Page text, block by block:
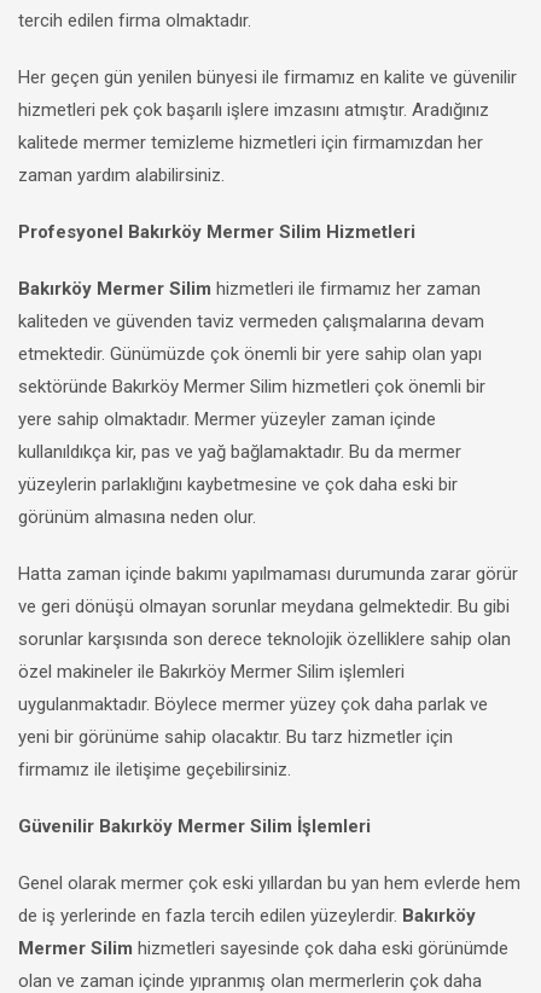
tercih edilen firma olmaktadır.
Her geçen gün yenilen bünyesi ile firmamız en kalite ve güvenilir
hizmetleri pek çok başarılı işlere imzasını atmıştır. Aradığınız
kalitede mermer temizleme hizmetleri için firmamızdan her
zaman yardım alabilirsiniz.
Profesyonel Bakırköy Mermer Silim Hizmetleri
Bakırköy Mermer Silim hizmetleri ile firmamız her zaman
kaliteden ve güvenden taviz vermeden çalışmalarına devam
etmektedir. Günümüzde çok önemli bir yere sahip olan yapı
sektöründe Bakırköy Mermer Silim hizmetleri çok önemli bir
yere sahip olmaktadır. Mermer yüzeyler zaman içinde
kullanıldıkça kir, pas ve yağ bağlamaktadır. Bu da mermer
yüzeylerin parlaklığını kaybetmesine ve çok daha eski bir
görünüm almasına neden olur.
Hatta zaman içinde bakımı yapılmaması durumunda zarar görür
ve geri dönüşü olmayan sorunlar meydana gelmektedir. Bu gibi
sorunlar karşısında son derece teknolojik özelliklere sahip olan
özel makineler ile Bakırköy Mermer Silim işlemleri
uygulanmaktadır. Böylece mermer yüzey çok daha parlak ve
yeni bir görünüme sahip olacaktır. Bu tarz hizmetler için
firmamız ile iletişime geçebilirsiniz.
Güvenilir Bakırköy Mermer Silim İşlemleri
Genel olarak mermer çok eski yıllardan bu yan hem evlerde hem
de iş yerlerinde en fazla tercih edilen yüzeylerdir. Bakırköy
Mermer Silim hizmetleri sayesinde çok daha eski görünümde
olan ve zaman içinde yıpranmış olan mermerlerin çok daha